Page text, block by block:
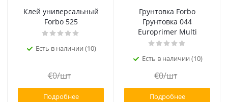
Клей универсальный
Forbo 525
Есть в наличии (10)
€0/шт
Подробнее
Грунтовка Forbo
Грунтовка 044
Europrimer Multi
Есть в наличии (10)
€0/шт
Подробнее